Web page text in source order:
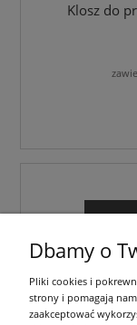
Klosz do
Dbamy o
Pliki cookies i
strony i pomagają
zaakceptować